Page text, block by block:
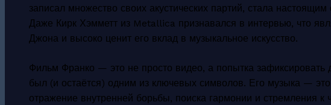
записал множество своих акустических партий, стала
Даже Кирк Хэмметт из Metallica признавался в интервью, что
Джона и высоко ценит его вклад в музыкальное искусство.
Фильм Франко — это не просто видео, а попытка зафиксировать
был (и остаётся) одним из ключевых символов. Его музыка —
отражение внутренней борьбы, поиска гармонии и стремления к